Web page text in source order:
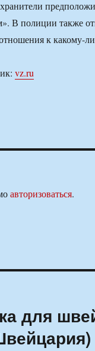
В полиции также
к какому-
vz.ru
авторизоваться.
для